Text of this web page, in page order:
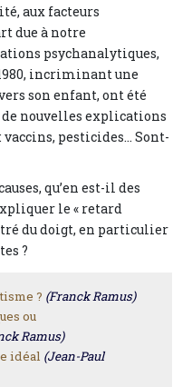
aux facteurs
due à notre
psychanalytiques,
incriminant une
son enfant, ont été
nouvelles explications
pesticides… Sont-
qu’en est-il des
le « retard
du doigt, en particulier
?
? (Franck Ramus)
ou
Ramus)
idéal (Jean-Paul